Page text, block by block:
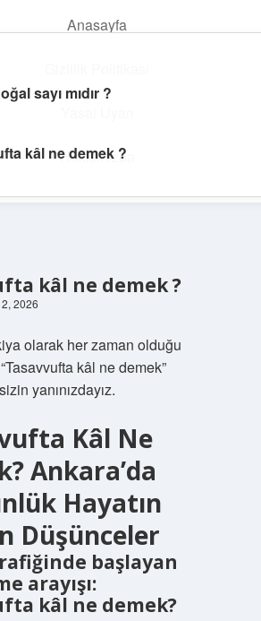
Anasayfa
Hakkımızda
Baskı Tüyoları
fikirlerle projelerini canlandır!
kâl ne demek ?
2026
olarak her zaman olduğu
kâl ne demek”
yanınızdayız.
Kâl Ne
Ankara’da
Hayatın
Düşünceler
başlayan
arayışı:
kâl ne demek?
sayı mıdır ?
kâl ne demek ?